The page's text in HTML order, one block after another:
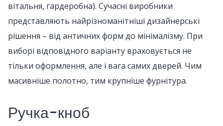
вітальня, гардеробна). Сучасні виробники
представляють найрізноманітніші дизайнерські
рішення – від античних форм до мінімалізму. При
виборі відповідного варіанту враховується не
тільки оформлення, але і вага самих дверей. Чим
масивніше полотно, тим крупніше фурнітура.
Ручка-кноб